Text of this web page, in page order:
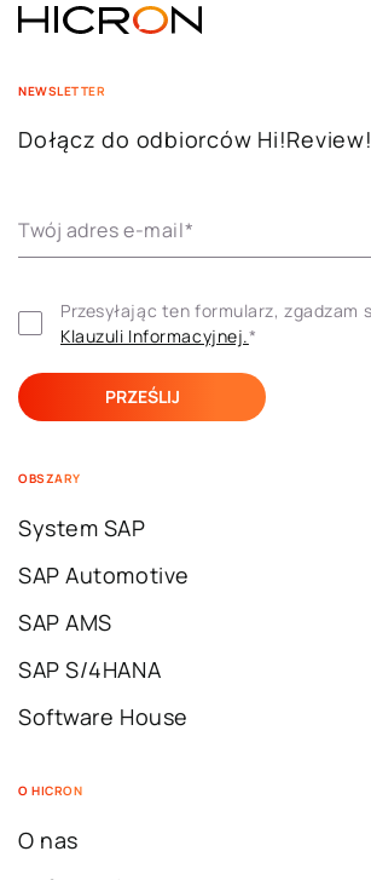
NEWSLETTER
Dołącz do odbiorców Hi!Review!
Twój adres e-mail*
Klauzuli ​​Informacyjnej.*
OBSZARY
System SAP
SAP Automotive
SAP AMS
SAP S/4HANA
Software House
O HICRON
O nas